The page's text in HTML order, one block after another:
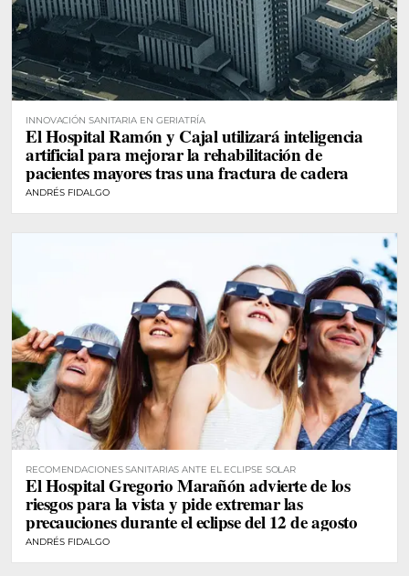
INNOVACIÓN SANITARIA EN GERIATRÍA
El Hospital Ramón y Cajal utilizará inteligencia
artificial para mejorar la rehabilitación de
pacientes mayores tras una fractura de cadera
ANDRÉS FIDALGO
RECOMENDACIONES SANITARIAS ANTE EL ECLIPSE SOLAR
El Hospital Gregorio Marañón advierte de los
riesgos para la vista y pide extremar las
precauciones durante el eclipse del 12 de agosto
ANDRÉS FIDALGO